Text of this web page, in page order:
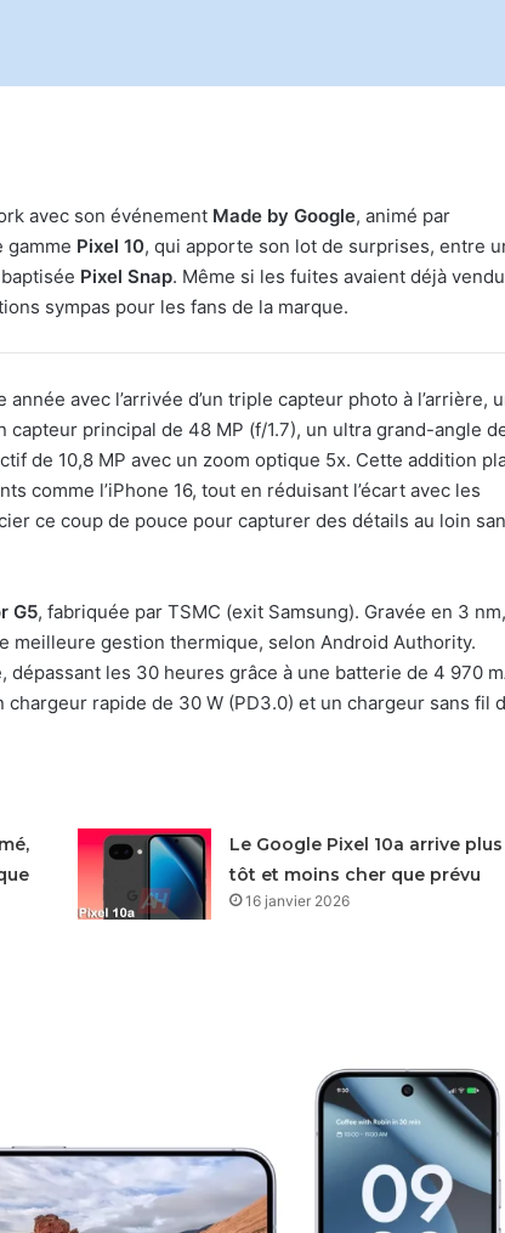
avec son événement Made by Google, animé par
gamme Pixel 10, qui apporte son lot de surprises, entre
Pixel Snap. Même si les fuites avaient déjà
sympas pour les fans de la marque.
avec l’arrivée d’un triple capteur photo à l’arrière,
principal de 48 MP (f/1.7), un ultra grand-angle
de 10,8 MP avec un zoom optique 5x. Cette addition
comme l’iPhone 16, tout en réduisant l’écart avec les
ce coup de pouce pour capturer des détails au loin
G5, fabriquée par TSMC (exit Samsung). Gravée en 3 nm,
gestion thermique, selon Android Authority.
dépassant les 30 heures grâce à une batterie de 4 970
chargeur rapide de 30 W (PD3.0) et un chargeur sans fil
Le Google Pixel 10a arrive plus
tôt et moins cher que prévu
16 janvier 2026